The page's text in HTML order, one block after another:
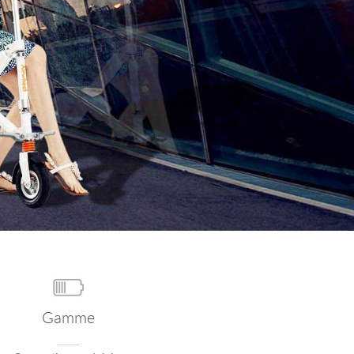
Malaysia Philippines
Uzbekistan
Gamme